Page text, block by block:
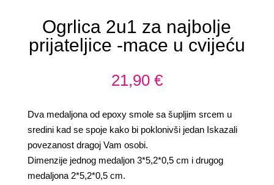
Ogrlica 2u1 za najbolje
prijateljice -mace u cvijeću
21,90 €
Dva medaljona od epoxy smole sa šupljim srcem u
sredini kad se spoje kako bi poklonivši jedan Iskazali
povezanost dragoj Vam osobi.
Dimenzije jednog medaljon 3*5,2*0,5 cm i drugog
medaljona 2*5,2*0,5 cm.